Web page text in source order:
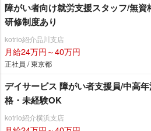
障がい者向け就労支援スタッフ/無
研修制度あり
kotrio紹介品川支店
月給24万円～40万円
正社員 / 東京都
デイサービス 障がい者支援員/中高
格・未経験OK
kotrio紹介横浜支店